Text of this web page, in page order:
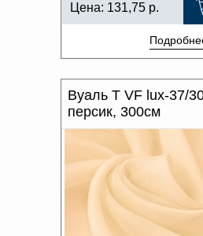
Цена: 131,75 р.
Вуаль T VF lux-37/
персик, 300см